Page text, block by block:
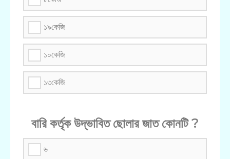
১৯কেজি
১০কেজি
১৩কেজি
বারি কর্তৃক উদ্ভাবিত ছোলার জাত কোনটি ?
৬